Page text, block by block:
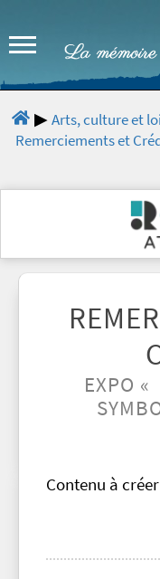
Arts, culture et
Remerciements et
EXPO «
Contenu à créer